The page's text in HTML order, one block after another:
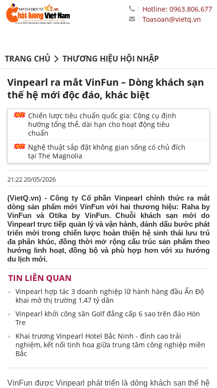
Hotline: 0963.806.677
Toasoan@vietq.vn
TRANG CHỦ THƯƠNG HIỆU HỘI NHẬP
Vinpearl ra mắt VinFun – Dòng khách sạn
thế hệ mới độc đáo, khác biệt
Chiến lược tiêu chuẩn quốc gia: Công cụ định
hướng tổng thể, dài hạn cho hoạt động tiêu
chuẩn
Nghệ thuật sắp đặt không gian sống có chủ đích
tại The Magnolia
21:22 20/05/2026
(VietQ.vn) - Công ty Cổ phần Vinpearl chính thức ra mắt
dòng sản phẩm mới VinFun với hai thương hiệu: Raha by
VinFun và Otika by VinFun. Chuỗi khách sạn mới do
Vinpearl trực tiếp quản lý và vận hành, đánh dấu bước phát
triển mới trong chiến lược hoàn thiện hệ sinh thái lưu trú
đa phân khúc, đồng thời mở rộng cấu trúc sản phẩm theo
hướng linh hoạt, đồng bộ và phù hợp hơn với xu hướng
du lịch mới.
TIN LIÊN QUAN
Vinpearl hợp tác 3 doanh nghiệp lữ hành hàng đầu Ấn Độ
khai mở thị trường 1,47 tỷ dân
Vinpearl khởi công sân Golf đẳng cấp 6 sao trên đảo Hòn
Tre
Khai trương Vinpearl Hotel Bắc Ninh - đỉnh cao trải
nghiệm, kết nối tinh hoa giữa trung tâm công nghiệp miền
Bắc
VinFun được Vinpearl phát triển là dòng khách sạn thế hệ